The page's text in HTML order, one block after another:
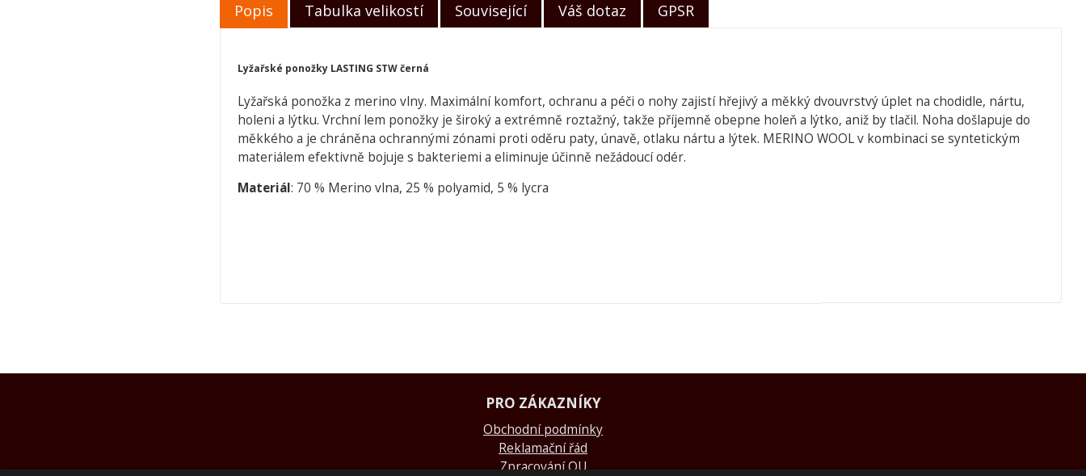
Popis Tabulka velikostí Související Váš dotaz GPSR
Lyžařské ponožky LASTING STW černá
Lyžařská ponožka z merino vlny. Maximální komfort, ochranu a péči o nohy zajistí hřejivý a měkký dvouvrstvý úplet na chodidle, nártu,
holeni a lýtku. Vrchní lem ponožky je široký a extrémně roztažný, takže příjemně obepne holeň a lýtko, aniž by tlačil. Noha došlapuje do
měkkého a je chráněna ochrannými zónami proti oděru paty, únavě, otlaku nártu a lýtek. MERINO WOOL v kombinaci se syntetickým
materiálem efektivně bojuje s bakteriemi a eliminuje účinně nežádoucí odér.
Materiál: 70 % Merino vlna, 25 % polyamid, 5 % lycra
PRO ZÁKAZNÍKY
Obchodní podmínky
Reklamační řád
Zpracování OU